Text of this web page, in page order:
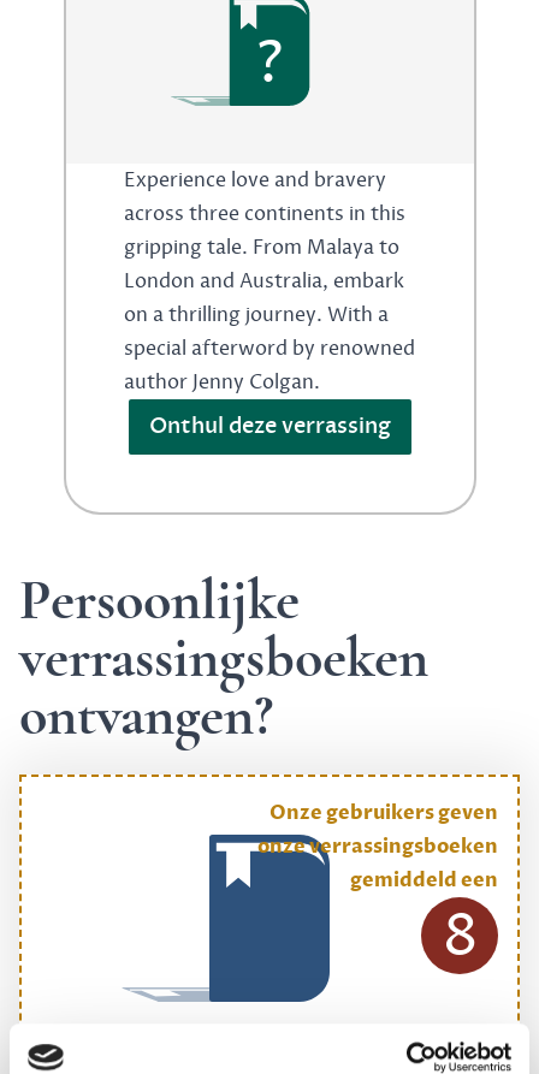
?
Experience love and bravery
across three continents in this
gripping tale. From Malaya to
London and Australia, embark
on a thrilling journey. With a
special afterword by renowned
author Jenny Colgan.
Onthul deze verrassing
Persoonlijke
verrassingsboeken
ontvangen?
ONS MEESTGEKOZEN BOEKENPAKKET
Onze gebruikers geven
onze verrassingsboeken
gemiddeld een
8